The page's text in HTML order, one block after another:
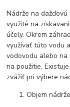
Nádrže na
využité na
účely. Okrem
využívať túto vodu
vodovodu alebo na
na použitie.
zvážiť pri výbere
Objem nádrže